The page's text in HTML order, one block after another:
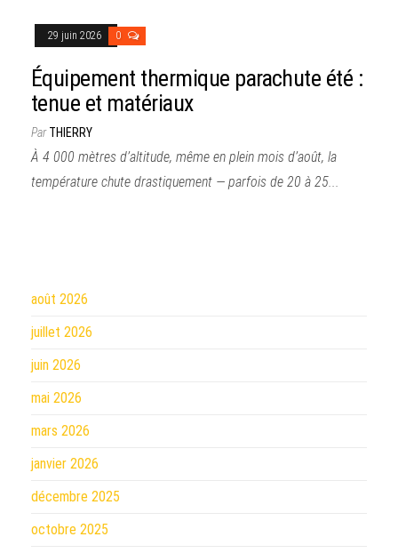
29 juin 2026 0
Équipement thermique parachute été :
tenue et matériaux
ParTHIERRY
À 4 000 mètres d’altitude, même en plein mois d’août, la
température chute drastiquement — parfois de 20 à 25...
août 2026
juillet 2026
juin 2026
mai 2026
mars 2026
janvier 2026
décembre 2025
octobre 2025